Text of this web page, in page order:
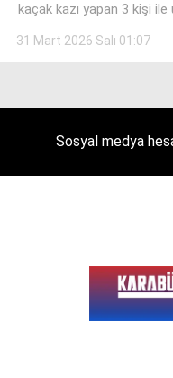
kaçak kazı yapan 3 kişi
31 Mart 2026 Salı 01:07
Sosyal medya